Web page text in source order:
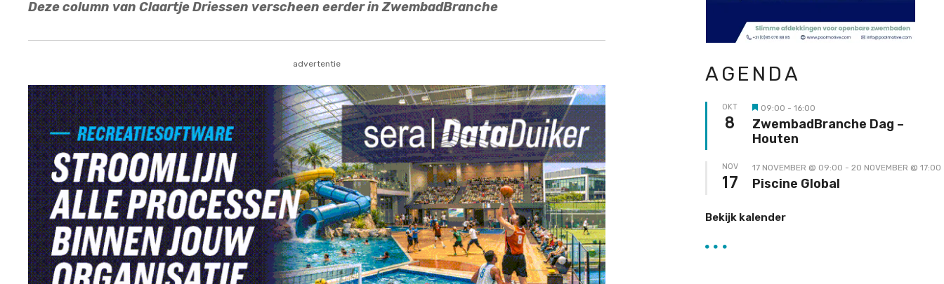
Deze column van Claartje Driessen verscheen eerder in ZwembadBranche
advertentie AGENDA
OKT
8 Uitgelicht
09:00 - 16:00
ZwembadBranche Dag –
Houten
NOV
17
17 NOVEMBER @ 09:00 - 20 NOVEMBER @ 17:00
Piscine Global
Bekijk kalender